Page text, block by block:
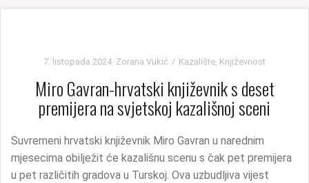
7. listopada 2024. Zorana Vukić Kazalište, Književnost
Miro Gavran-hrvatski književnik s deset
premijera na svjetskoj kazališnoj sceni
Suvremeni hrvatski književnik Miro Gavran u narednim
mjesecima obilježit će kazališnu scenu s čak pet premijera
u pet različitih gradova u Turskoj. Ova uzbudljiva vijest